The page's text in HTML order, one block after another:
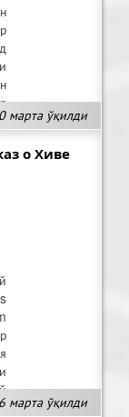
марта ўқилди
о Хиве
марта ўқилди